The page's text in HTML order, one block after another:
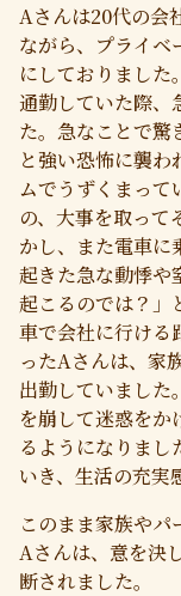
Aさんは20代の会
ながら、プライベ
にしておりました
通勤していた際、
た。急なことで驚
と強い恐怖に襲
ムでうずくまって
の、大事を取って
かし、また電車に
起きた急な動悸や
起こるのでは？」
車で会社に行ける
ったAさんは、家
出勤していました
を崩して迷惑を
るようになりまし
いき、生活の充実
このまま家族や
Aさんは、意を決
断されました。